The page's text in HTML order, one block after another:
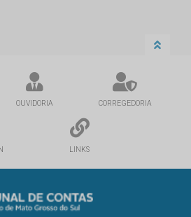
OUVIDORIA CORREGEDORIA
LINKS